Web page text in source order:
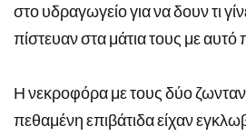
στο υδραγωγείο για να δουν τι
πίστευαν στα μάτια τους με αυτό
Η νεκροφόρα με τους δύο
πεθαμένη επιβάτιδα είχαν